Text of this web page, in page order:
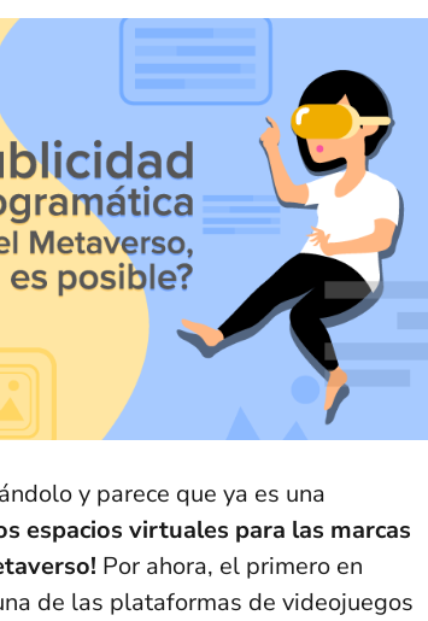
y parece que ya es una
espacios virtuales para las marcas
Por ahora, el primero en
de las plataformas de videojuegos